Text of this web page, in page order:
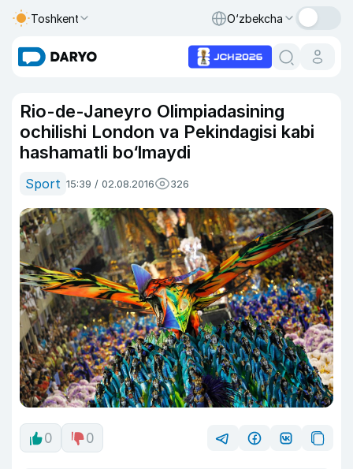
Toshkent O‘zbekcha
Rio-de-Janeyro Olimpiadasining
ochilishi London va Pekindagisi kabi
hashamatli bo‘lmaydi
Sport 15:39 / 02.08.2016 326
0 0